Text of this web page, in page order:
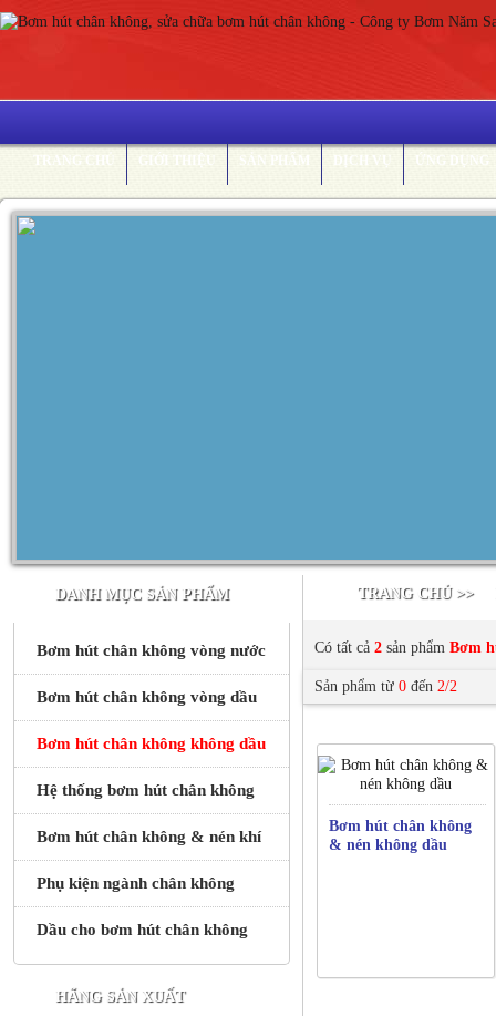
TRANG CHỦ GIỚI THIỆU SẢN PHẨM DỊCH VỤ ỨNG DỤNG
DANH MỤC SẢN PHẨM
Bơm hút chân không vòng nước
Bơm hút chân không vòng dầu
Bơm hút chân không không dầu
Hệ thống bơm hút chân không
Bơm hút chân không & nén khí
Phụ kiện ngành chân không
Dầu cho bơm hút chân không
HÃNG SẢN XUẤT
TRANG CHỦ >>
Có tất cả 2 sản phẩm Bơm
Sản phẩm từ 0 đến 2/2
Bơm hút chân không
& nén không dầu